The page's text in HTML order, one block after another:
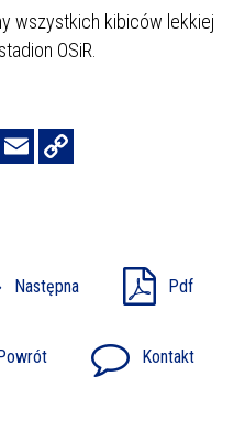
wszystkich kibiców lekkiej
OSiR.
Następna Pdf
Powrót Kontakt